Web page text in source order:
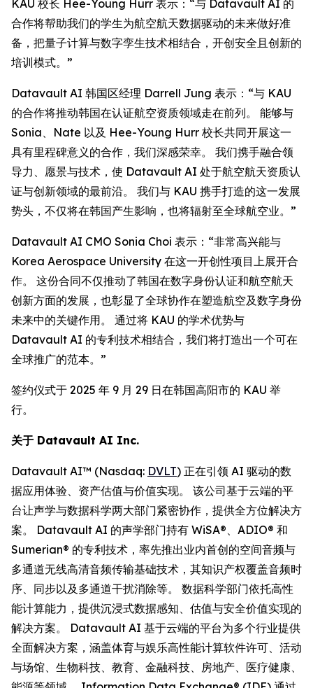
KAU 校长 Hee-Young Hurr 表示：“与 Datavault AI 的
合作将帮助我们的学生为航空航天数据驱动的未来做好准
备，把量子计算与数字孪生技术相结合，开创安全且创新的
培训模式。”
Datavault AI 韩国区经理 Darrell Jung 表示：“与 KAU
的合作将推动韩国在认证航空资质领域走在前列。 能够与
Sonia、Nate 以及 Hee-Young Hurr 校长共同开展这一
具有里程碑意义的合作，我们深感荣幸。 我们携手融合领
导力、愿景与技术，使 Datavault AI 处于航空航天资质认
证与创新领域的最前沿。 我们与 KAU 携手打造的这一发展
势头，不仅将在韩国产生影响，也将辐射至全球航空业。”
Datavault AI CMO Sonia Choi 表示：“非常高兴能与
Korea Aerospace University 在这一开创性项目上展开合
作。 这份合同不仅推动了韩国在数字身份认证和航空航天
创新方面的发展，也彰显了全球协作在塑造航空及数字身份
未来中的关键作用。 通过将 KAU 的学术优势与
Datavault AI 的专利技术相结合，我们将打造出一个可在
全球推广的范本。”
签约仪式于 2025 年 9 月 29 日在韩国高阳市的 KAU 举
行。
关于 Datavault AI Inc.
Datavault AI™ (Nasdaq: DVLT) 正在引领 AI 驱动的数
据应用体验、资产估值与价值实现。 该公司基于云端的平
台让声学与数据科学两大部门紧密协作，提供全方位解决方
案。 Datavault AI 的声学部门持有 WiSA®、ADIO® 和
Sumerian® 的专利技术，率先推出业内首创的空间音频与
多通道无线高清音频传输基础技术，其知识产权覆盖音频时
序、同步以及多通道干扰消除等。 数据科学部门依托高性
能计算能力，提供沉浸式数据感知、估值与安全价值实现的
解决方案。 Datavault AI 基于云端的平台为多个行业提供
全面解决方案，涵盖体育与娱乐高性能计算软件许可、活动
与场馆、生物科技、教育、金融科技、房地产、医疗健康、